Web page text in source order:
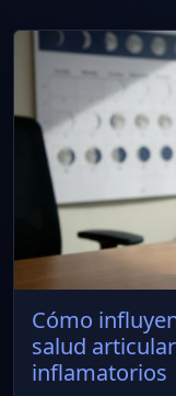
Cómo
salud
inflamatorios